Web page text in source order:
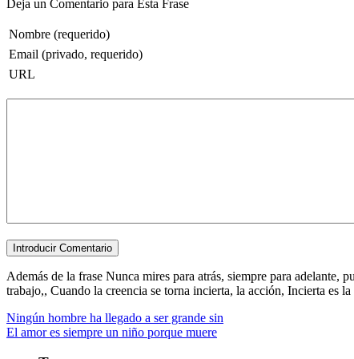
Deja un Comentario para Esta Frase
Nombre (requerido)
Email (privado, requerido)
URL
Además de la frase Nunca mires para atrás, siempre para adelante,
trabajo,, Cuando la creencia se torna incierta, la acción, Incierta es
Ningún hombre ha llegado a ser grande sin
El amor es siempre un niño porque muere